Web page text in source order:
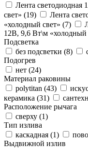
Лента светодиодная
свет» (19)
Лента
«холодный свет» (7)
12В, 9,6 Вт\м «холодный
Подсветка
без подсветки (8)
Подогрев
нет (24)
Материал раковины
polytitan (43)
керамика (31)
Расположение рычага
сверху (1)
Тип излива
каскадная (1)
Выдвижной излив